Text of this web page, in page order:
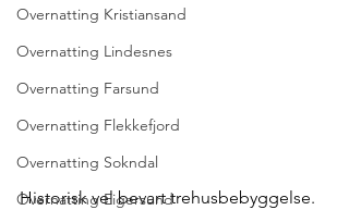
Overnatting Kristiansand
Overnatting Lindesnes
Overnatting Farsund
Overnatting Flekkefjord
Overnatting Sokndal
Overnatting Eigersund
Historisk vel bevart trehusbebyggelse.